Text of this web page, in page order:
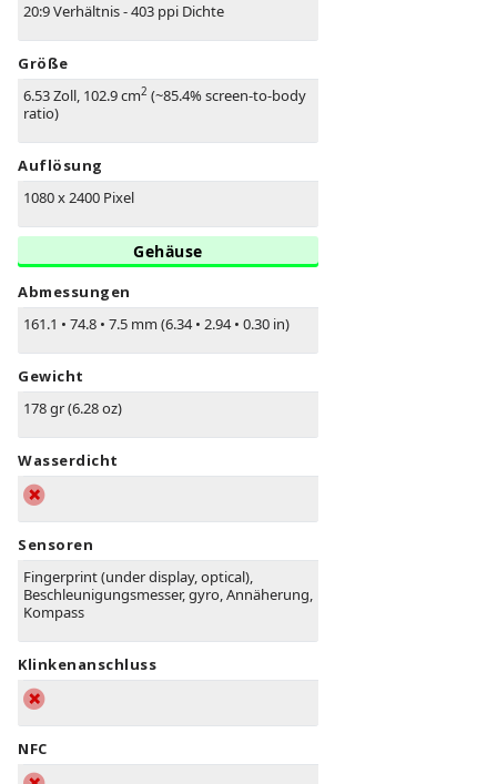
20:9 Verhältnis - 403 ppi Dichte
Größe
6.53 Zoll, 102.9 cm2 (~85.4% screen-to-body
ratio)
Auflösung
1080 x 2400 Pixel
Gehäuse
Abmessungen
161.1 • 74.8 • 7.5 mm (6.34• 2.94• 0.30 in)
Gewicht
178 gr (6.28 oz)
Wasserdicht
Sensoren
Fingerprint (under display, optical),
Beschleunigungsmesser, gyro, Annäherung,
Kompass
Klinkenanschluss
NFC